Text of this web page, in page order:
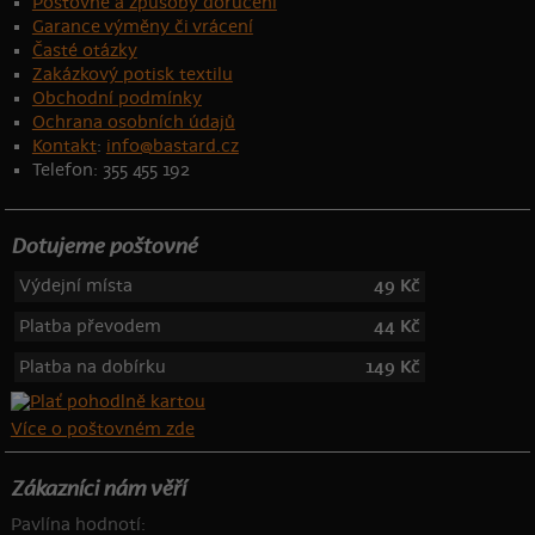
Garance výměny či vrácení
Časté otázky
Zakázkový potisk textilu
Obchodní podmínky
Ochrana osobních údajů
Kontakt: info@bastard.cz
Telefon: 355 455 192
Dotujeme poštovné
Výdejní místa
49 Kč
Platba převodem
44 Kč
Platba na dobírku
149 Kč
Více o poštovném zde
Zákazníci nám věří
Pavlína hodnotí: